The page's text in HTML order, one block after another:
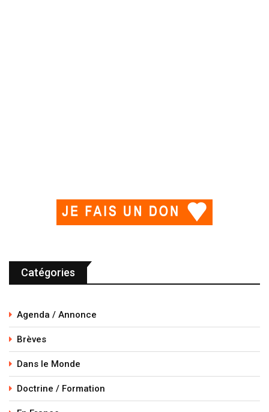
Catégories
Agenda / Annonce
Brèves
Dans le Monde
Doctrine / Formation